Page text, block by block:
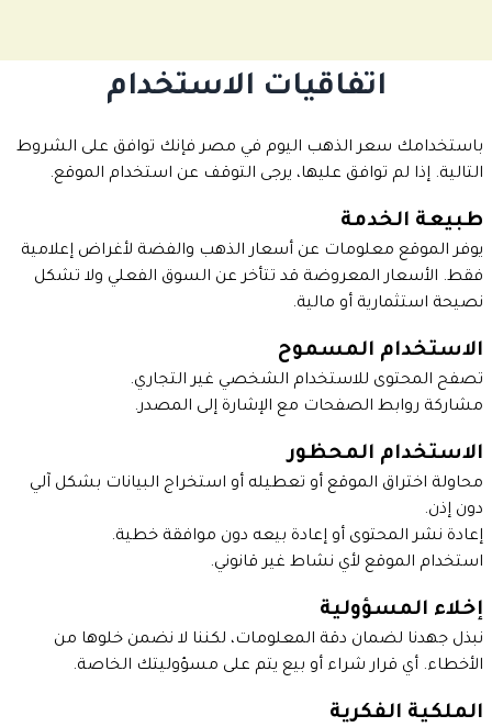
اتفاقيات الاستخدام
باستخدامك سعر الذهب اليوم في مصر فإنك توافق على الشروط
التالية. إذا لم توافق عليها، يرجى التوقف عن استخدام الموقع.
طبيعة الخدمة
يوفر الموقع معلومات عن أسعار الذهب والفضة لأغراض إعلامية
فقط. الأسعار المعروضة قد تتأخر عن السوق الفعلي ولا تشكل
نصيحة استثمارية أو مالية.
الاستخدام المسموح
تصفح المحتوى للاستخدام الشخصي غير التجاري.
مشاركة روابط الصفحات مع الإشارة إلى المصدر.
الاستخدام المحظور
محاولة اختراق الموقع أو تعطيله أو استخراج البيانات بشكل آلي
دون إذن.
إعادة نشر المحتوى أو إعادة بيعه دون موافقة خطية.
استخدام الموقع لأي نشاط غير قانوني.
إخلاء المسؤولية
نبذل جهدنا لضمان دقة المعلومات، لكننا لا نضمن خلوها من
الأخطاء. أي قرار شراء أو بيع يتم على مسؤوليتك الخاصة.
الملكية الفكرية